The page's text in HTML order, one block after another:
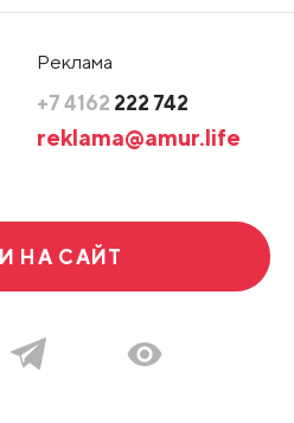
Реклама
+7 4162 222 742
reklama@amur.life
НА САЙТ